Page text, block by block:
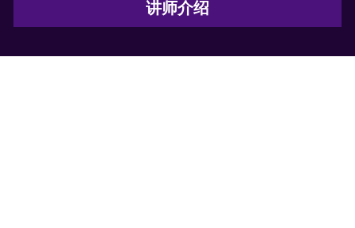
讲师介绍